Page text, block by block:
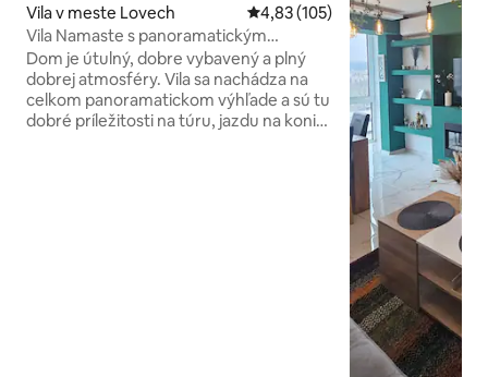
Vila v meste Lovech Priemerné ohodnotenie 4,83 z
4,83 (105)
Vila Namaste s panoramatickým
výhľadom a krbom
Dom je útulný, dobre vybavený a plný
dobrej atmosféry. Vila sa nachádza na
celkom panoramatickom výhľade a sú tu
dobré príležitosti na túru, jazdu na koni